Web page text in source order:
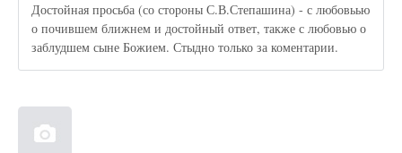
Достойная просьба (со стороны С.В.Степашина) - с любовьью
о почившем ближнем и достойный ответ, также с любовью о
заблудшем сыне Божием. Стыдно только за коментарии.